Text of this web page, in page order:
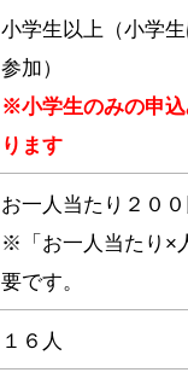
小学生以上（小学
参加）
※小学生のみの申
ります
お一人当たり２００
※「お一人当たり×
要です。
１６人